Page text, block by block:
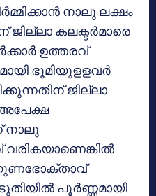
നാലു ലക്ഷം
കലക്ടര്‍മാരെ
ഉത്തരവ്
ഭൂമിയുളളവര്‍
ജില്ലാ
നാലു
വരികയാണെങ്കില്‍
പൂര്‍ണ്ണമായി